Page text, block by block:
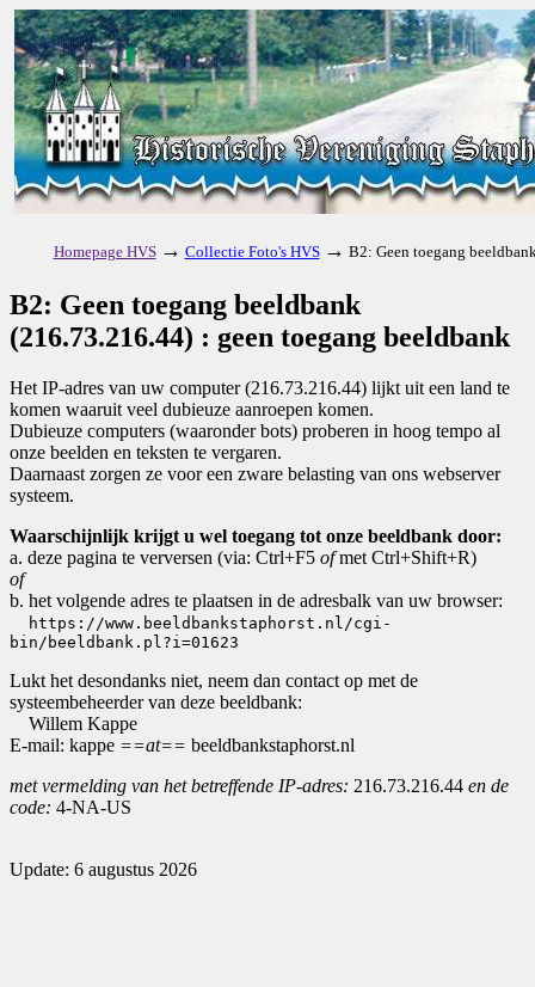
Homepage HVS → Collectie Foto's HVS → B2: Geen toegang
B2: Geen toegang beeldbank
(216.73.216.44) : geen toegang beeldbank
Het IP-adres van uw computer (216.73.216.44) lijkt uit een land te
komen waaruit veel dubieuze aanroepen komen.
Dubieuze computers (waaronder bots) proberen in hoog tempo al
onze beelden en teksten te vergaren.
Daarnaast zorgen ze voor een zware belasting van ons webserver
systeem.
Waarschijnlijk krijgt u wel toegang tot onze beeldbank door:
a. deze pagina te verversen (via: Ctrl+F5 ofmet Ctrl+Shift+R)
of
b. het volgende adres te plaatsen in de adresbalk van uw browser:
https://www.beeldbankstaphorst.nl/cgi-
bin/beeldbank.pl?i=01623
Lukt het desondanks niet, neem dan contact op met de
systeembeheerder van deze beeldbank:
Willem Kappe
E-mail: kappe ==at== beeldbankstaphorst.nl
met vermelding van het betreffende IP-adres: 216.73.216.44 en de
code: 4-NA-US
Update: 6 augustus 2026